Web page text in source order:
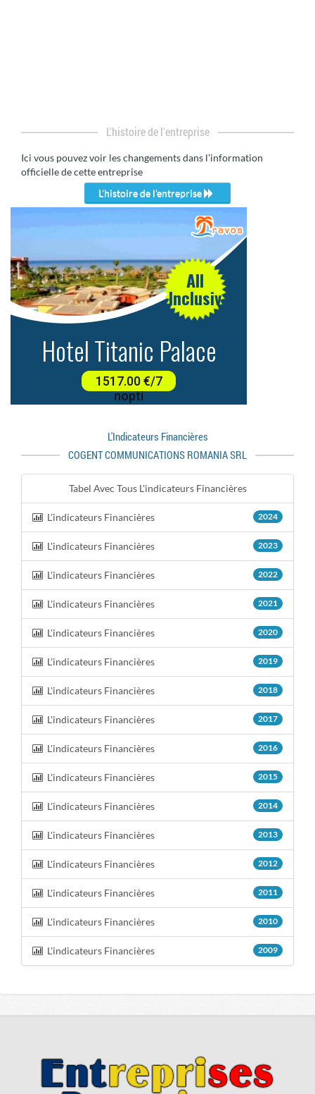
L'histoire de l'entreprise
Ici vous pouvez voir les changements dans l'information
officielle de cette entreprise
L'histoire de l'entreprise
L'indicateurs Financières
COGENT COMMUNICATIONS ROMANIA SRL
Tabel Avec Tous L'indicateurs Financières
L'indicateurs Financières 2024
L'indicateurs Financières 2023
L'indicateurs Financières 2022
L'indicateurs Financières 2021
L'indicateurs Financières 2020
L'indicateurs Financières 2019
L'indicateurs Financières 2018
L'indicateurs Financières 2017
L'indicateurs Financières 2016
L'indicateurs Financières 2015
L'indicateurs Financières 2014
L'indicateurs Financières 2013
L'indicateurs Financières 2012
L'indicateurs Financières 2011
L'indicateurs Financières 2010
L'indicateurs Financières 2009